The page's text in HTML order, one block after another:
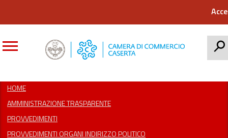
HOME
AMMINISTRAZIONE TRASPARENTE
PROVVEDIMENTI
PROVVEDIMENTI ORGANI INDIRIZZO POLITICO